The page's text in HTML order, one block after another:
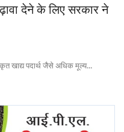
देने के लिए सरकार ने
खाद्य पदार्थ जैसे अधिक मूल्य...